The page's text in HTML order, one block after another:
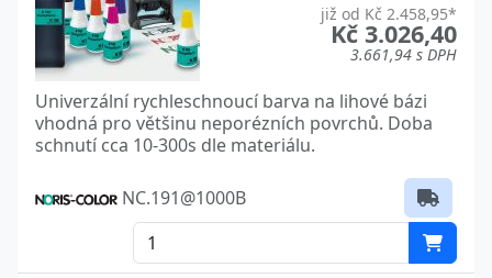
již od Kč 2.458,95*
Kč 3.026,40
3.661,94 s DPH
Univerzální rychleschnoucí barva na lihové bázi
vhodná pro většinu neporézních povrchů. Doba
schnutí cca 10-300s dle materiálu.
NC.191@1000B